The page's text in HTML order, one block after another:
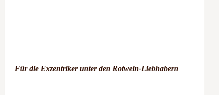
Für die Exzentriker unter den Rotwein-Liebhabern